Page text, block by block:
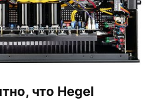
что Hegel